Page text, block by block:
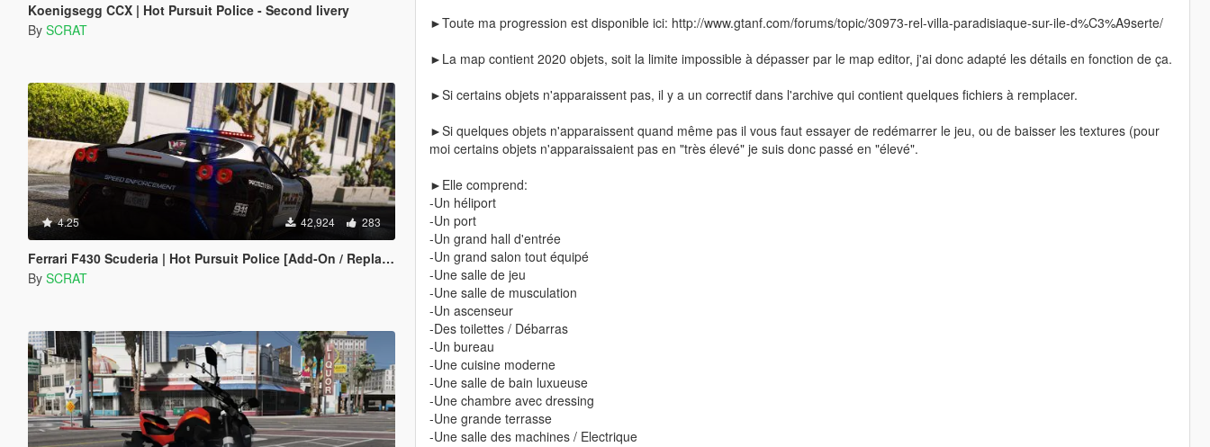
Koenigsegg CCX | Hot Pursuit Police - Second livery
By SCRAT
4.25 42,924 283
Ferrari F430 Scuderia | Hot Pursuit Police [Add-On / Replace | Tuning | Template]
By SCRAT
►Toute ma progression est disponible ici: http://www.gtanf.com/forums/topic/30973-rel-villa-paradisiaque-sur-ile-d%C3%A9serte/
►La map contient 2020 objets, soit la limite impossible à dépasser par le map editor, j'ai donc adapté les détails en fonction de ça.
►Si certains objets n'apparaissent pas, il y a un correctif dans l'archive qui contient quelques fichiers à remplacer.
►Si quelques objets n'apparaissent quand même pas il vous faut essayer de redémarrer le jeu, ou de baisser les textures (pour
moi certains objets n'apparaissaient pas en "très élevé" je suis donc passé en "élevé".
►Elle comprend:
-Un héliport
-Un port
-Un grand hall d'entrée
-Un grand salon tout équipé
-Une salle de jeu
-Une salle de musculation
-Un ascenseur
-Des toilettes / Débarras
-Un bureau
-Une cuisine moderne
-Une salle de bain luxueuse
-Une chambre avec dressing
-Une grande terrasse
-Une salle des machines / Electrique